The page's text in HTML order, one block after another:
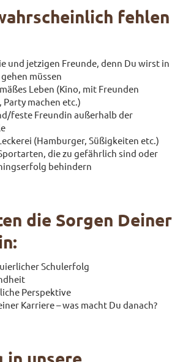
fehlen
und jetzigen Freunde, denn Du wirst in
müssen
Leben (Kino, mit Freunden
machen etc.)
feste Freundin außerhalb der
(Hamburger, Süßigkeiten etc.)
die zu gefährlich sind oder
behindern
die Sorgen Deiner
Schulerfolg
Perspektive
Karriere – was macht Du danach?